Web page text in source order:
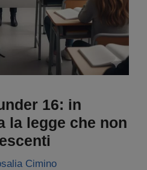
16: in
la legge che non
Cimino